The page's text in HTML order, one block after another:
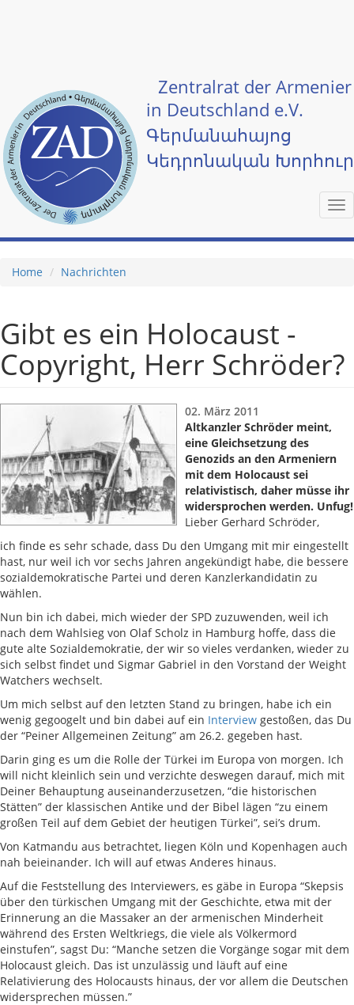
Zentralrat der Armenier
in Deutschland e.V.
Գերմանահայոց
Կեդրոնական
Home Nachrichten
Gibt es ein Holocaust -
Copyright, Herr Schröder?
02. März 2011
Altkanzler Schröder meint,
eine Gleichsetzung des
Genozids an den Armeniern
mit dem Holocaust sei
relativistisch, daher müsse ihr
widersprochen werden. Unfug!
Lieber Gerhard Schröder,
ich finde es sehr schade, dass Du den Umgang mit mir eingestellt
hast, nur weil ich vor sechs Jahren angekündigt habe, die bessere
sozialdemokratische Partei und deren Kanzlerkandidatin zu
wählen.
Nun bin ich dabei, mich wieder der SPD zuzuwenden, weil ich
nach dem Wahlsieg von Olaf Scholz in Hamburg hoffe, dass die
gute alte Sozialdemokratie, der wir so vieles verdanken, wieder zu
sich selbst findet und Sigmar Gabriel in den Vorstand der Weight
Watchers wechselt.
Um mich selbst auf den letzten Stand zu bringen, habe ich ein
wenig gegoogelt und bin dabei auf ein Interview gestoßen, das Du
der “Peiner Allgemeinen Zeitung” am 26.2. gegeben hast.
Darin ging es um die Rolle der Türkei im Europa von morgen. Ich
will nicht kleinlich sein und verzichte deswegen darauf, mich mit
Deiner Behauptung auseinanderzusetzen, “die historischen
Stätten” der klassischen Antike und der Bibel lägen “zu einem
großen Teil auf dem Gebiet der heutigen Türkei”, sei’s drum.
Von Katmandu aus betrachtet, liegen Köln und Kopenhagen auch
nah beieinander. Ich will auf etwas Anderes hinaus.
Auf die Feststellung des Interviewers, es gäbe in Europa “Skepsis
über den türkischen Umgang mit der Geschichte, etwa mit der
Erinnerung an die Massaker an der armenischen Minderheit
während des Ersten Weltkriegs, die viele als Völkermord
einstufen”, sagst Du: “Manche setzen die Vorgänge sogar mit dem
Holocaust gleich. Das ist unzulässig und läuft auf eine
Relativierung des Holocausts hinaus, der vor allem die Deutschen
widersprechen müssen.”